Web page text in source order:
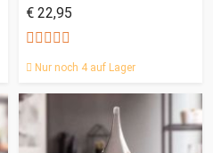
€ 22,95
Nur noch 4 auf Lager